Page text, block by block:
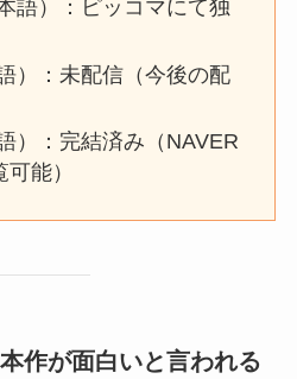
語）：ピッコマにて独
）：未配信（今後の配
）：完結済み（NAVER
能）
作が面白いと言われる